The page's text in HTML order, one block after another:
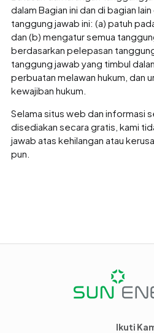
dalam Bagian ini dan di bagian
tanggung jawab ini: (a) patuh
dan (b) mengatur semua
berdasarkan pelepasan
tanggung jawab yang timbul
perbuatan melawan hukum, dan
kewajiban hukum.
Selama situs web dan informasi
disediakan secara gratis, kami
jawab atas kehilangan atau
pun.
Ikuti